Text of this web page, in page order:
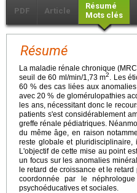
PDF Article
Résumé
Mots clés
Résumé
La maladie rénale chronique
seuil de 60 ml/min/1,73 m2. Les
60 % des cas liées aux
avec 20 % de glomérulopathies
les ans, nécessitant donc le
patients s'est considérablement
greffe rénale pédiatriques.
du même âge, en raison
reste globale et pluridisciplinaire,
L'objectif de cette mise au point
un focus sur les anomalies
le retard de croissance et le
coordonnée par le
psychoéducatives et sociales.